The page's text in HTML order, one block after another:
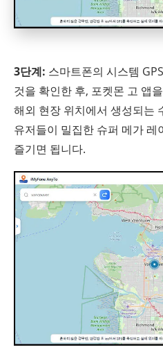
3단계: 스마트폰의 시스템
것을 확인한 후, 포켓몬 고 앱
해외 현장 위치에서 생성되는
유저들이 밀집한 슈퍼 메가
즐기면 됩니다.